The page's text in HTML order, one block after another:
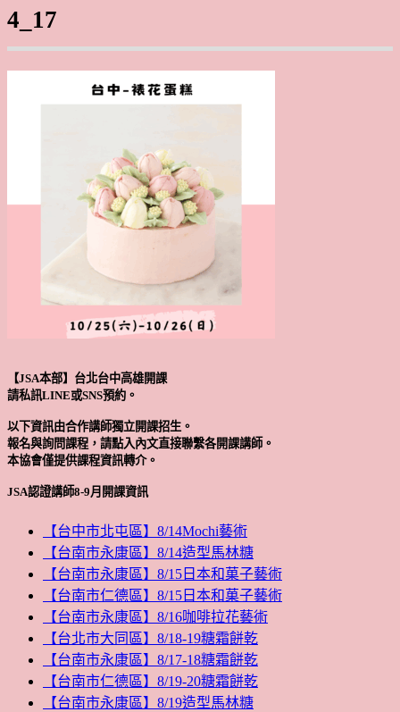
4_17
【JSA本部】台北台中高雄開課
請私訊LINE或SNS預約。
以下資訊由合作講師獨立開課招生。
報名與詢問課程，請點入內文直接聯繫各開課講師。
本協會僅提供課程資訊轉介。
JSA認證講師8-9月開課資訊
【台中市北屯區】8/14Mochi藝術
【台南市永康區】8/14造型馬林糖
【台南市永康區】8/15日本和菓子藝術
【台南市仁德區】8/15日本和菓子藝術
【台南市永康區】8/16咖啡拉花藝術
【台北市大同區】8/18-19糖霜餅乾
【台南市永康區】8/17-18糖霜餅乾
【台南市仁德區】8/19-20糖霜餅乾
【台南市永康區】8/19造型馬林糖